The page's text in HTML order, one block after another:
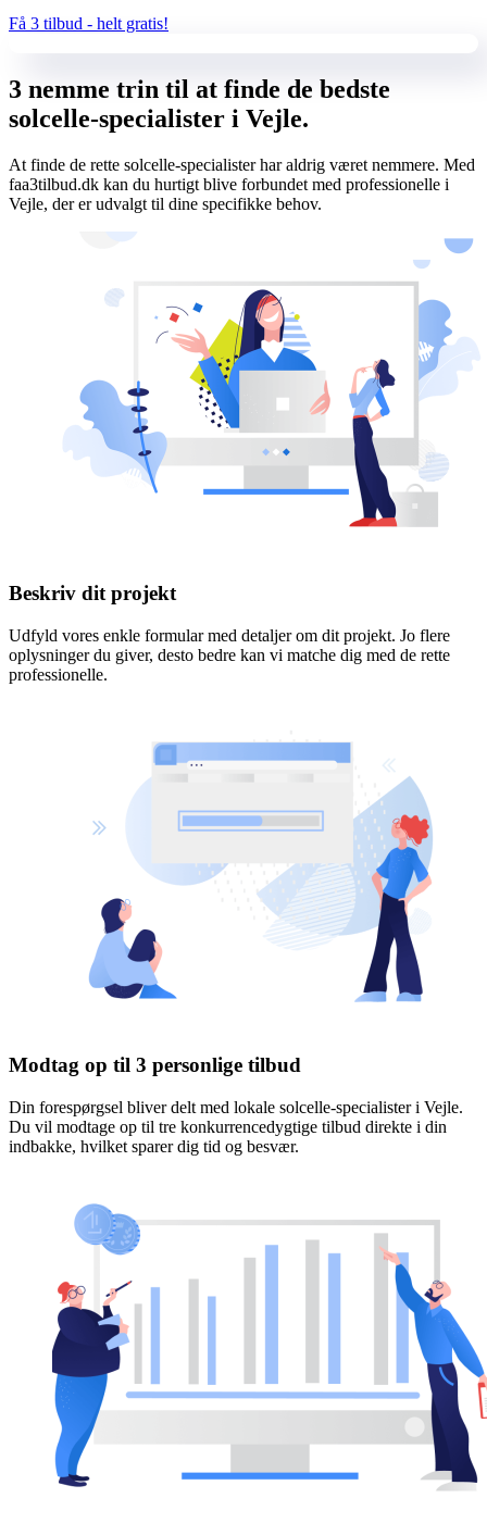
Få 3 tilbud - helt gratis!
3 nemme trin til at finde de bedste
solcelle-specialister i Vejle.
At finde de rette solcelle-specialister har aldrig været nemmere. Med
faa3tilbud.dk kan du hurtigt blive forbundet med professionelle i
Vejle, der er udvalgt til dine specifikke behov.
Beskriv dit projekt
Udfyld vores enkle formular med detaljer om dit projekt. Jo flere
oplysninger du giver, desto bedre kan vi matche dig med de rette
professionelle.
Modtag op til 3 personlige tilbud
Din forespørgsel bliver delt med lokale solcelle-specialister i Vejle.
Du vil modtage op til tre konkurrencedygtige tilbud direkte i din
indbakke, hvilket sparer dig tid og besvær.